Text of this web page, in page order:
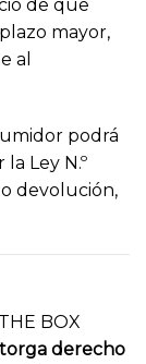
de que
mayor,
al
podrá
Ley N.º
o devolución,
BOX
derecho